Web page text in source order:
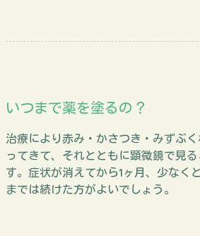
いつまで薬を塗るの？
治療により赤み・かさつき・みずぶ
ってきて、それとともに顕微鏡で見
す。症状が消えてから1ヶ月、少なく
までは続けた方がよいでしょう。